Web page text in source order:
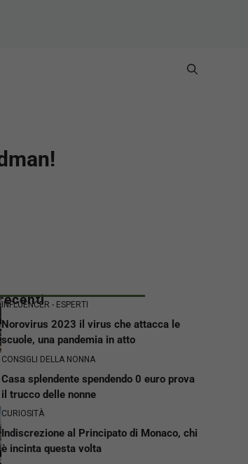
INFLUENCER - ESPERTI
Norovirus 2023 il virus che attacca le
scuole, una pandemia in atto
CONSIGLI DELLA NONNA
Casa splendente spendendo 0 euro prova
il trucco delle nonne
CURIOSITÀ
Indiscrezione al Principato di Monaco, chi
è incinta questa volta